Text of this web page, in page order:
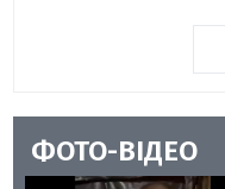
ФОТО-ВІДЕО